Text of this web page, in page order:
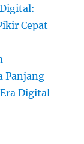
Cepat
Panjang
Digital